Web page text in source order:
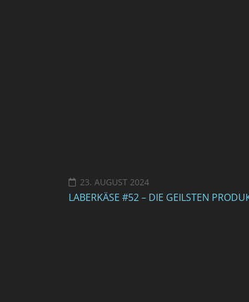
23. AUGUST 2024
LABERKÄSE #52 – DIE GEILSTEN